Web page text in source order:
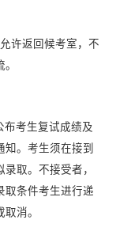
许返回候考室，不
布考生复试成绩及
。考生须在接到
取。不接受者，
取条件考生进行递
消。